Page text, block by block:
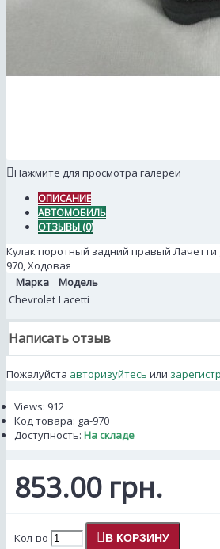
Нажмите для просмотра галереи
ОПИСАНИЕ
АВТОМОБИЛЬ
ОТЗЫВЫ (0)
Кулак поротный задний правый Лачетти
970, Ходовая
Марка
Модель
Chevrolet Lacetti
Написать отзыв
Пожалуйста авторизуйтесь или
Views: 912
Код товара: ga-970
Доступность: На складе
853.00 грн.
Кол-во В КОРЗИНУ